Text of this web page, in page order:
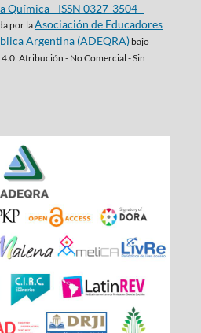
Química - ISSN 0327-3504 -
por laAsociación de Educadores
Argentina (ADEQRA)bajo
Atribución - No Comercial - Sin